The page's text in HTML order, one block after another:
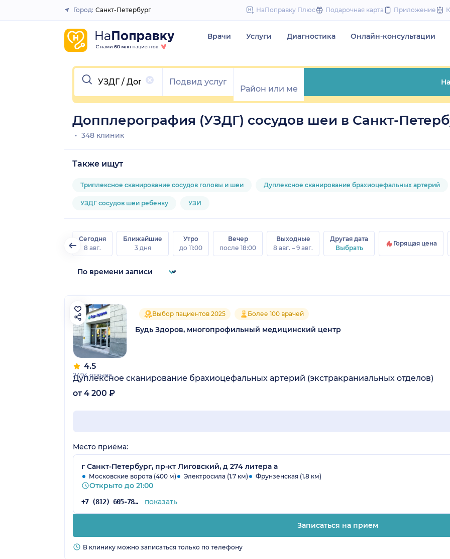
to
Закрыть
Город: Санкт-Петербург НаПоправку Плюс Подарочная карта Приложение
Врачи Услуги Диагностика Онлайн-консультации
Очистить
Допплерография (УЗДГ) сосудов шеи в Санкт-
348 клиник
Также ищут
Триплексное сканирование сосудов головы и шеи Дуплексное сканирование брахиоцефальных артерий
УЗДГ сосудов шеи ребенку УЗИ
Сегодня
8 авг.
Ближайшие
3 дня
Утро
до 11:00
Вечер
после 18:00
Выходные
8 авг. – 9 авг.
Другая дата
Выбрать
Горящая цена
4.5
2494 отзыва
Выбор пациентов 2025 Более 100 врачей
Будь Здоров, многопрофильный медицинский центр
Дуплексное сканирование брахиоцефальных артерий (экстракраниальных отделов)
от 4 200 ₽
Место приёма:
г Санкт-Петербург, пр-кт Лиговский, д 274 литера а
Московские ворота (400 м) Электросила (1.7 км) Фрунзенская (1.8 км)
Открыто до 21:00
+7 (812) 605-78-44 показать
Записаться на прием
В клинику можно записаться только по телефону